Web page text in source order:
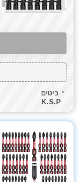
ביטים
K.S.P